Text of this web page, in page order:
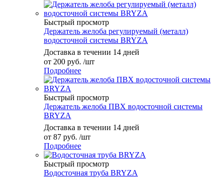
Быстрый просмотр
Держатель желоба регулируемый (металл)
водосточной системы BRYZA
Доставка в течении 14 дней
от 200 руб. /шт
Подробнее
Быстрый просмотр
Держатель желоба ПВХ водосточной системы
BRYZA
Доставка в течении 14 дней
от 87 руб. /шт
Подробнее
Быстрый просмотр
Водосточная труба BRYZA